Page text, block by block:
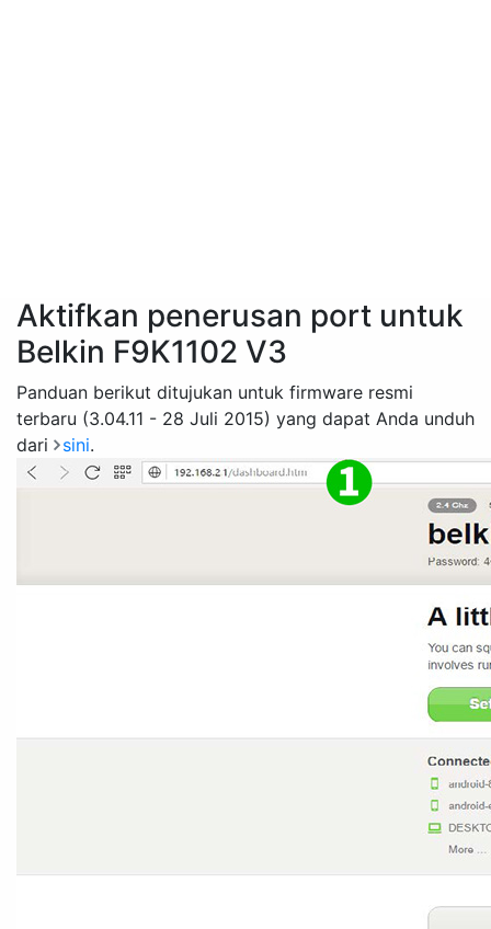
Aktifkan penerusan port untuk
Belkin F9K1102 V3
Panduan berikut ditujukan untuk firmware resmi
terbaru (3.04.11 - 28 Juli 2015) yang dapat Anda unduh
dari
sini.